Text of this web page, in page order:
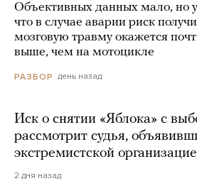
Объективных данных мало, но
что в случае аварии риск
мозговую травму окажется
выше, чем на мотоцикле
РАЗБОР день назад
Иск о снятии «Яблока» с
рассмотрит судья,
экстремистской
2 дня назад